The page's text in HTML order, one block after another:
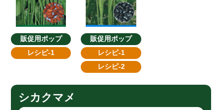
販促用ポップ
レシピ-1
販促用ポップ
レシピ-1
レシピ-2
シカクマメ